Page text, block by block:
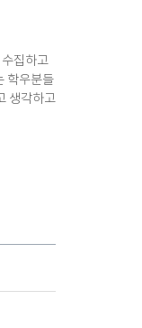
집하고
학우분들
생각하고